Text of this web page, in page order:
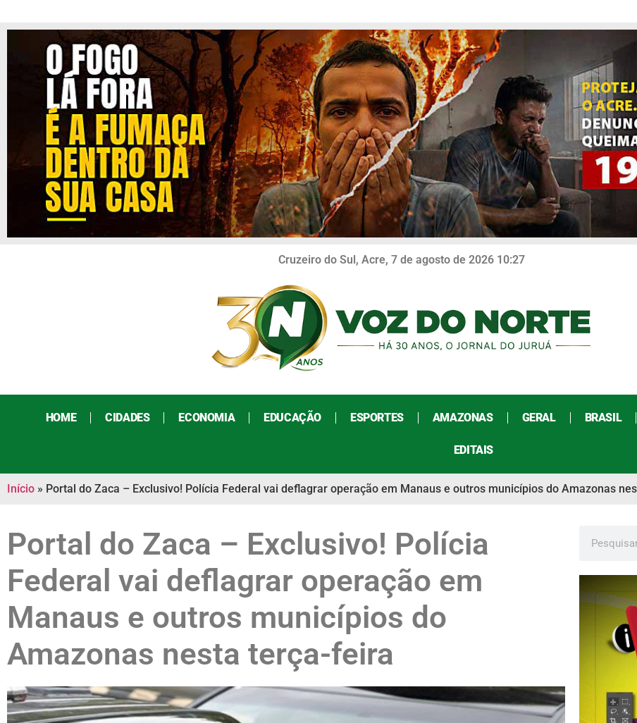
Cruzeiro do Sul, Acre, 7 de agosto de 2026 10:27
HOME CIDADES ECONOMIA EDUCAÇÃO ESPORTES AMAZONAS GERAL BRASIL
EDITAIS
Início » Portal do Zaca – Exclusivo! Polícia Federal vai deflagrar operação em Manaus e outros municípios do Amazonas
Portal do Zaca – Exclusivo! Polícia
Federal vai deflagrar operação em
Manaus e outros municípios do
Amazonas nesta terça-feira